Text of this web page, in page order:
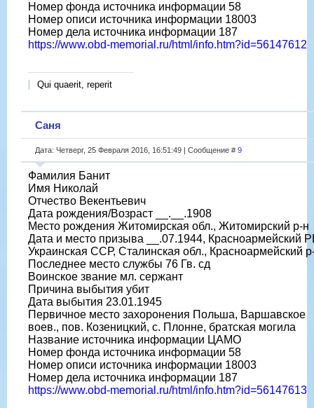
Номер фонда источника информации 58
Номер описи источника информации 18003
Номер дела источника информации 187
https://www.obd-memorial.ru/html/info.htm?id=56147612
Qui quaerit, reperit
Саня
Дата: Четверг, 25 Февраля 2016, 16:51:49 | Сообщение # 9
Фамилия Банит
Имя Николай
Отчество Векентьевич
Дата рождения/Возраст __.__.1908
Место рождения Житомирская обл., Житомирский р-н
Дата и место призыва __.07.1944, Красноармейский
Украинская ССР, Сталинская обл., Красноармейский
Последнее место службы 76 Гв. сд
Воинское звание мл. сержант
Причина выбытия убит
Дата выбытия 23.01.1945
Первичное место захоронения Польша, Варшавское
воев., пов. Козеницкий, с. Плонне, братская могила
Название источника информации ЦАМО
Номер фонда источника информации 58
Номер описи источника информации 18003
Номер дела источника информации 187
https://www.obd-memorial.ru/html/info.htm?id=56147613